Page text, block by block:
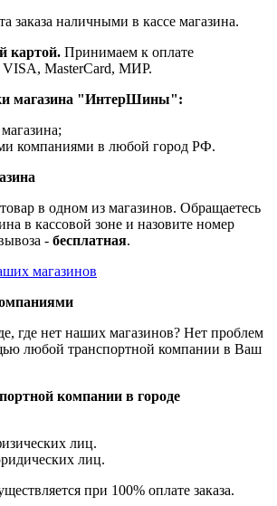
заказа наличными в кассе магазина.
картой. Принимаем к оплате
VISA, MasterCard, МИР.
магазина "ИнтерШины":
компаниями в любой город РФ.
в одном из магазинов. Обращаетесь
в кассовой зоне и назовите номер
- бесплатная.
магазинов
где нет наших магазинов? Нет проблем
любой транспортной компании в Ваш
компании в городе
лиц.
лиц.
при 100% оплате заказа.